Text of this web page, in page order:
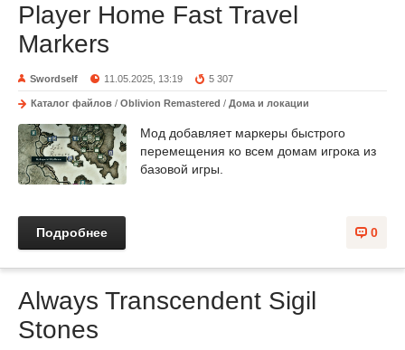
Player Home Fast Travel
Markers
Swordself 11.05.2025, 13:19 5 307
Каталог файлов / Oblivion Remastered / Дома и локации
Мод добавляет маркеры быстрого
перемещения ко всем домам игрока из
базовой игры.
0
Подробнее
Always Transcendent Sigil
Stones